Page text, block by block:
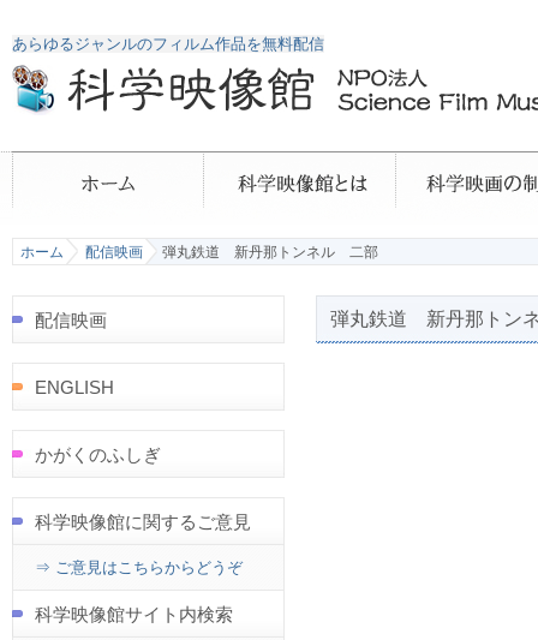
あらゆるジャンルのフィルム作品を無料配信
ホーム 配信映画 弾丸鉄道 新丹那トンネル 二部
弾丸鉄道 新丹那トン
配信映画
ENGLISH
かがくのふしぎ
科学映像館に関するご意見
⇒ ご意見はこちらからどうぞ
科学映像館サイト内検索